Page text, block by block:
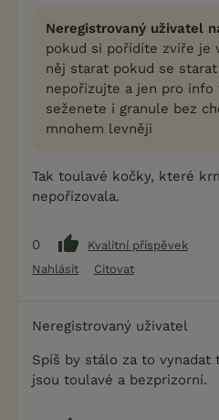
Neregistrovaný uživatel
pokud si pořídíte zvíře je
něj starat pokud se
nepořizujte a jen pro
seženete i granule bez
mnohem levněji
Tak toulavé kočky, které
nepořizovala.
0
Kvalitní příspěvek
Nahlásit
Citovat
Neregistrovaný uživatel
Spíš by stálo za to
jsou toulavé a bezprizorní.